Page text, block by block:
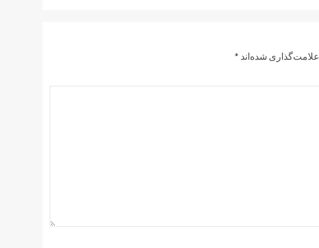
شده‌اند *